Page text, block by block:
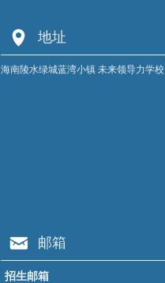
넹 地址
海南陵水绿城蓝湾小镇 未来领导力学校
邮箱
낂
招生邮箱